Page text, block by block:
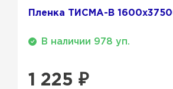
Пленка ТИСМА-В
В наличии 978 уп.
1 225 ₽